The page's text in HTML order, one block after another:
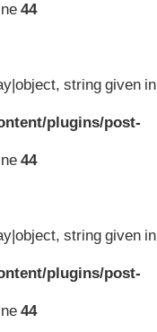
44
string given in
plugins/post-
44
string given in
plugins/post-
44